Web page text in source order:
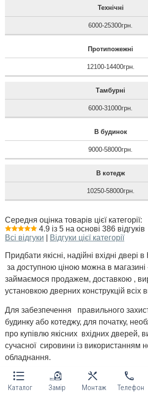
Каталог Замір Монтаж Телефон
Технічні
6000-25300грн.
Протипожежні
12100-14400грн.
Тамбурні
6000-31000грн.
В будинок
9000-58000грн.
В котедж
10250-58000грн.
Середня оцінка товарів цієї категорії:
4.9 із 5 на основі 386 відгуків
Всі відгуки
Відгуки цієї категорії
Придбати якісні, надійні вхідні двері
за доступною ціною можна в
займаємося продажем, доставкою ,
установкою дверних конструкцій всіх
Для забезпечення правильного
будинку або котеджу, для початку,
про купівлю якісних вхідних дверей,
сучасної сировини із використанням
обладнання.
Роблячи покупки на нашому сайті, ви
розраховувати на: